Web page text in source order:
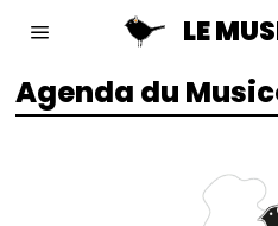
LE
Agenda du